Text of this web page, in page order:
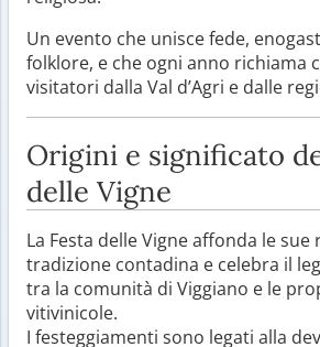
Un evento che unisce fede,
folklore, e che ogni anno richiama
visitatori dalla Val d’Agri e dalle
Origini e significato
delle Vigne
La Festa delle Vigne affonda le sue
tradizione contadina e celebra il
tra la comunità di Viggiano e le
vitivinicole.
I festeggiamenti sono legati alla